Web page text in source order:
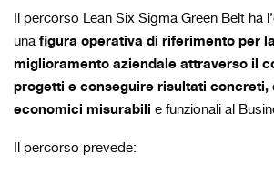
Il percorso Lean Six Sigma Green Belt ha
unafigura operativa di riferimento per
miglioramento aziendale attraverso il
progetti e conseguire risultati concreti,
economici misurabili e funzionali al
Il percorso prevede: